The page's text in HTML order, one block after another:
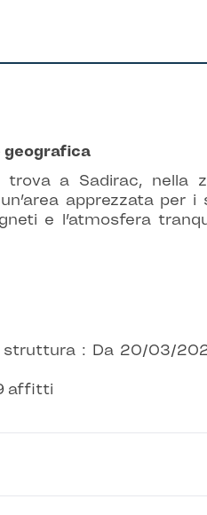
geografica
a Sadirac, nella
apprezzata per i
e l’atmosfera
struttura : Da 20/03/
affitti